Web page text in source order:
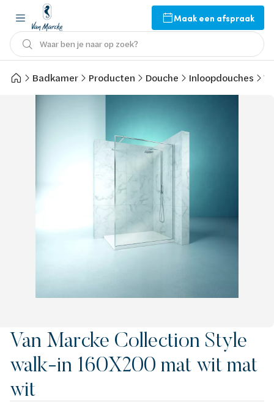
Maak een afspraak
Waar ben je naar op zoek?
Badkamer Producten Douche Inloopdouches
Van Marcke Collection Style
walk-in 160X200 mat wit mat
wit